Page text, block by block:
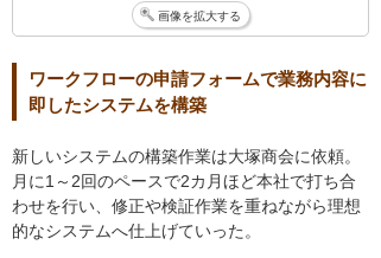
画像を拡大する
ワークフローの申請フォームで業務内容に
即したシステムを構築
新しいシステムの構築作業は大塚商会に依頼。
月に1～2回のペースで2カ月ほど本社で打ち合
わせを行い、修正や検証作業を重ねながら理想
的なシステムへ仕上げていった。